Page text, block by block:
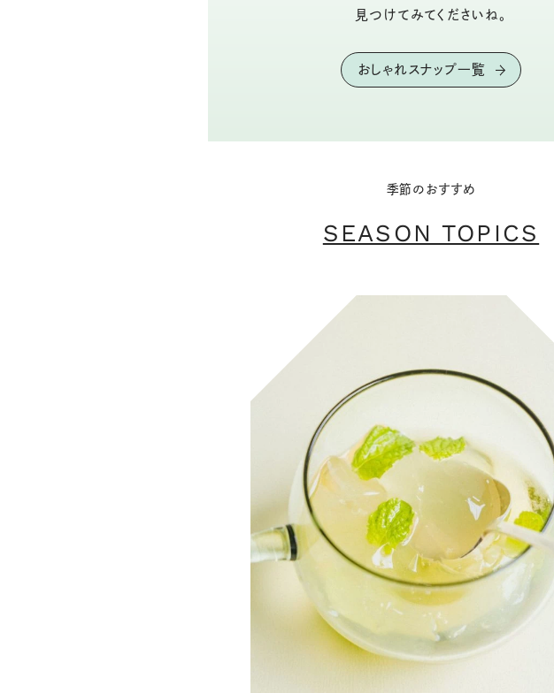
見つけてみてくださいね。
おしゃれスナップ一覧
季節のおすすめ
SEASON TOPICS